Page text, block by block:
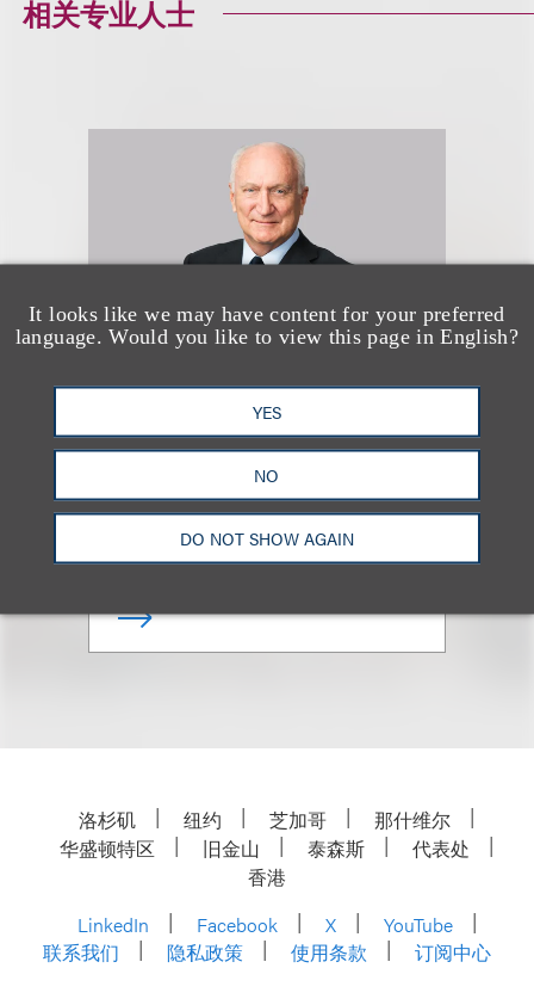
It looks like we may have content for your preferred
language. Would you like to view this page in English?
YES
NO
DO NOT SHOW AGAIN
相关专业人士
Marcus S. Owens
合伙人
+1.202.618.5014
Email
洛杉矶 纽约 芝加哥
那什维尔
华盛顿特区
旧金山 泰森斯
代表处
香港
LinkedIn
Facebook X
YouTube
联系我们
隐私政策 使用条款 订阅中心